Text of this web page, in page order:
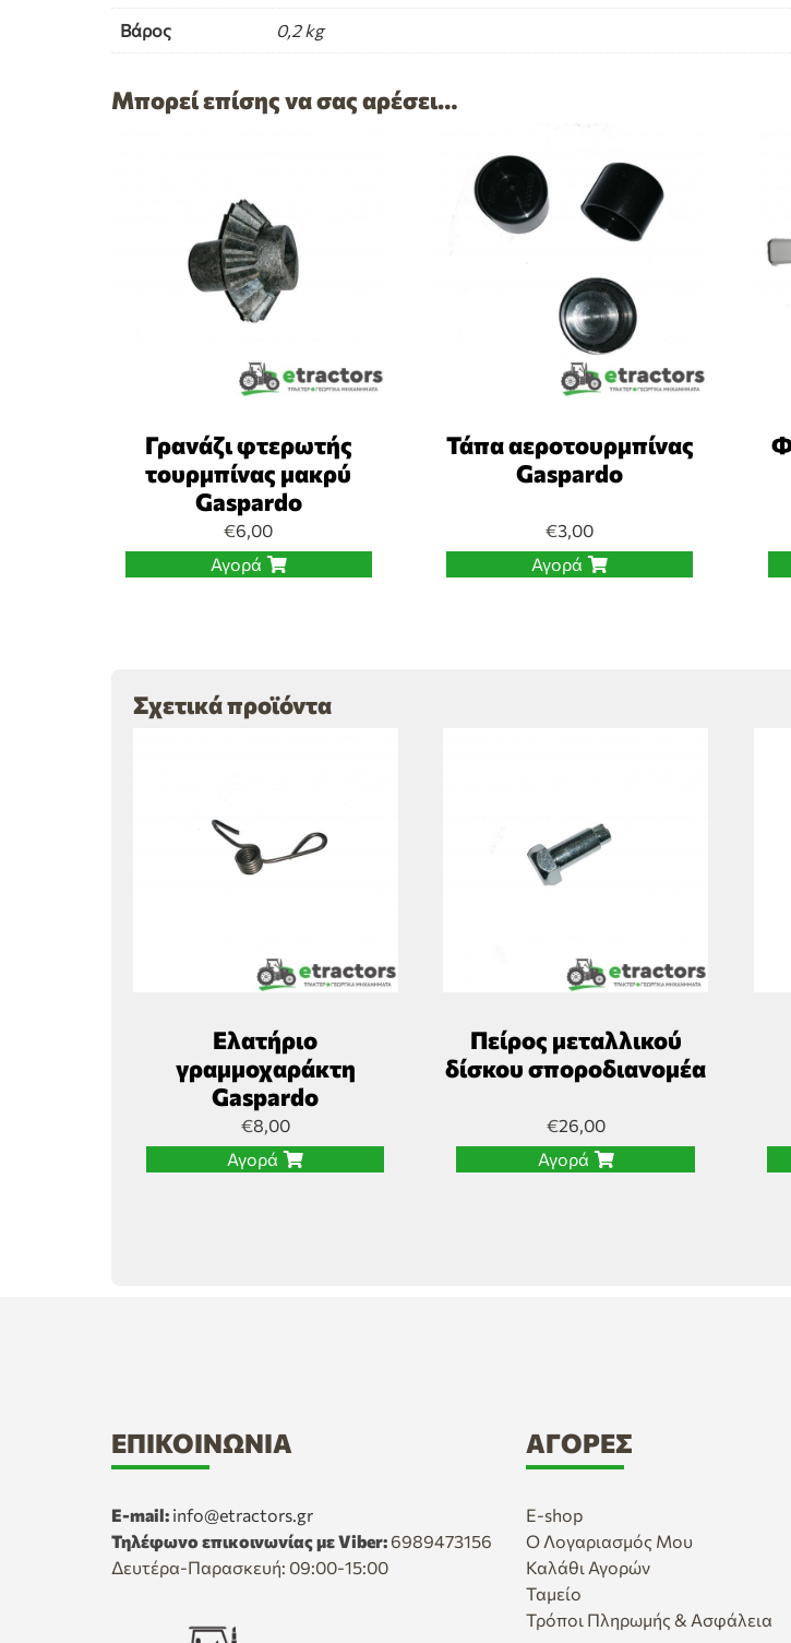
Βάρος 0,2 kg
Μπορεί επίσης να σας αρέσει…
Γρανάζι φτερωτής
τουρμπίνας μακρύ
Gaspardo
€6,00
Αγορά
Τάπα αεροτουρμπίνας
Gaspardo
€3,00
Αγορά
Σχετικά προϊόντα
Ελατήριο
γραμμοχαράκτη
Gaspardo
€8,00
Αγορά
Πείρος μεταλλικού
δίσκου σποροδιανομέα
€26,00
Αγορά
ΕΠΙΚΟΙΝΩΝΊΑ
E-mail: info@etractors.gr
Τηλέφωνο επικοινωνίας με Viber: 6989473156
Δευτέρα-Παρασκευή: 09:00-15:00
ΑΓΟΡΈΣ
E-shop
Ο Λογαριασμός Μου
Καλάθι Αγορών
Ταμείο
Τρόποι Πληρωμής & Ασφάλεια